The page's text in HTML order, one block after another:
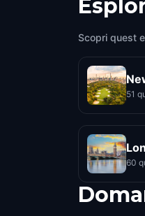
Scopri quest
51
60